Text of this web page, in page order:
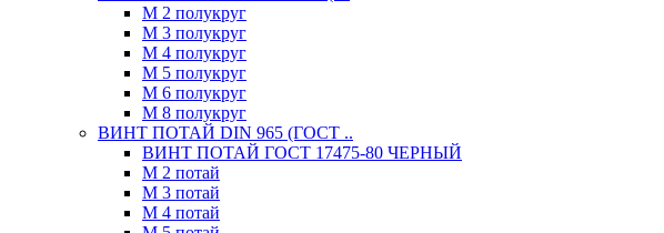
М 2 полукруг
М 3 полукруг
М 4 полукруг
М 5 полукруг
М 6 полукруг
М 8 полукруг
ВИНТ ПОТАЙ DIN 965 (ГОСТ ..
ВИНТ ПОТАЙ ГОСТ 17475-80 ЧЕРНЫЙ
М 2 потай
М 3 потай
М 4 потай